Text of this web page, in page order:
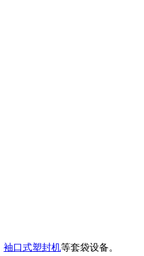
袖口式塑封机等套袋设备。